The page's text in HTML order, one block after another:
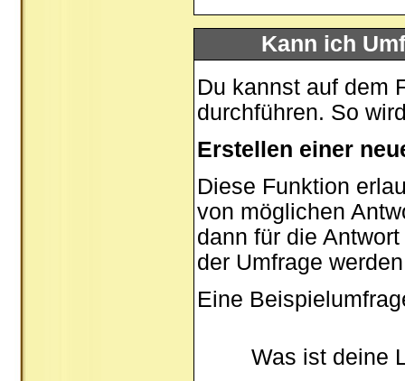
Kann ich
Du kannst auf dem
durchführen. So
Erstellen einer
Diese Funktion
von möglichen
dann für die
der Umfrage
Eine
Was ist deine